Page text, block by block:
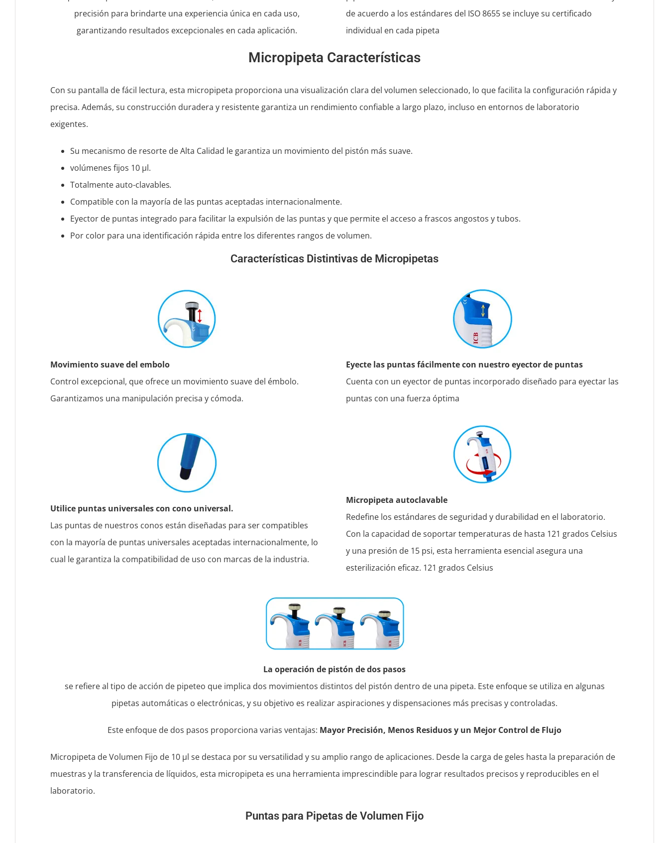
precisión para brindarte una experiencia única en cada uso,
garantizando resultados excepcionales en cada aplicación.
de acuerdo a los estándares del ISO 8655 se incluye su certificado
individual en cada pipeta
Micropipeta Características
Con su pantalla de fácil lectura, esta micropipeta proporciona una visualización clara del volumen seleccionado, lo que facilita la configuración rápida y
precisa. Además, su construcción duradera y resistente garantiza un rendimiento confiable a largo plazo, incluso en entornos de laboratorio
exigentes.
Su mecanismo de resorte de Alta Calidad le garantiza un movimiento del pistón más suave.
volúmenes fijos 10 μl.
Totalmente auto-clavables.
Compatible con la mayoría de las puntas aceptadas internacionalmente.
Eyector de puntas integrado para facilitar la expulsión de las puntas y que permite el acceso a frascos angostos y tubos.
Por color para una identificación rápida entre los diferentes rangos de volumen.
Características Distintivas de Micropipetas
Movimiento suave del embolo
Control excepcional, que ofrece un movimiento suave del émbolo.
Garantizamos una manipulación precisa y cómoda.
Eyecte las puntas fácilmente con nuestro eyector de puntas
Cuenta con un eyector de puntas incorporado diseñado para eyectar las
puntas con una fuerza óptima
Utilice puntas universales con cono universal.
Las puntas de nuestros conos están diseñadas para ser compatibles
con la mayoría de puntas universales aceptadas internacionalmente, lo
cual le garantiza la compatibilidad de uso con marcas de la industria.
Micropipeta autoclavable
Redefine los estándares de seguridad y durabilidad en el laboratorio.
Con la capacidad de soportar temperaturas de hasta 121 grados Celsius
y una presión de 15 psi, esta herramienta esencial asegura una
esterilización eficaz. 121 grados Celsius
La operación de pistón de dos pasos
se refiere al tipo de acción de pipeteo que implica dos movimientos distintos del pistón dentro de una pipeta. Este enfoque se utiliza en algunas
pipetas automáticas o electrónicas, y su objetivo es realizar aspiraciones y dispensaciones más precisas y controladas.
Este enfoque de dos pasos proporciona varias ventajas: Mayor Precisión, Menos Residuos y un Mejor Control de Flujo
Micropipeta de Volumen Fijo de 10 μl se destaca por su versatilidad y su amplio rango de aplicaciones. Desde la carga de geles hasta la preparación de
muestras y la transferencia de líquidos, esta micropipeta es una herramienta imprescindible para lograr resultados precisos y reproducibles en el
laboratorio.
Puntas para Pipetas de Volumen Fijo